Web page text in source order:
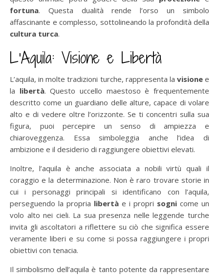
fortuna. Questa dualità rende l’orso un simbolo
affascinante e complesso, sottolineando la profondità della
cultura turca.
L’Aquila: Visione e Libertà
L’aquila, in molte tradizioni turche, rappresenta la visionee
la libertà. Questo uccello maestoso è frequentemente
descritto come un guardiano delle alture, capace di volare
alto e di vedere oltre l’orizzonte. Se ti concentri sulla sua
figura, puoi percepire un senso di ampiezza e
chiaroveggenza. Essa simboleggia anche l’idea di
ambizione e il desiderio di raggiungere obiettivi elevati.
Inoltre, l’aquila è anche associata a nobili virtù quali il
coraggio e la determinazione. Non è raro trovare storie in
cui i personaggi principali si identificano con l’aquila,
perseguendo la propria libertà e i propri sogni come un
volo alto nei cieli. La sua presenza nelle leggende turche
invita gli ascoltatori a riflettere su ciò che significa essere
veramente liberi e su come si possa raggiungere i propri
obiettivi con tenacia.
Il simbolismo dell’aquila è tanto potente da rappresentare